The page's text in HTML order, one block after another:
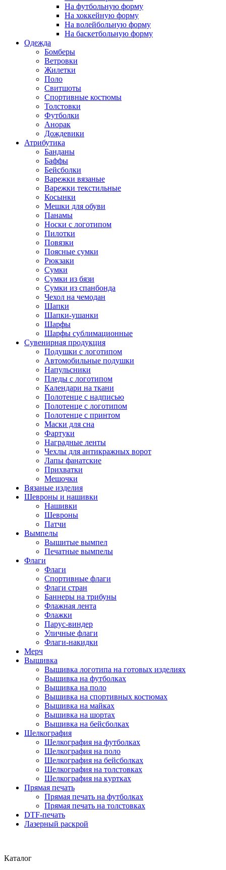
На футбольную форму
На хоккейную форму
На волейбольную форму
На баскетбольную форму
Одежда
Бомберы
Ветровки
Жилетки
Поло
Свитшоты
Спортивные костюмы
Толстовки
Футболки
Анорак
Дождевики
Атрибутика
Банданы
Баффы
Бейсболки
Варежки вязаные
Варежки текстильные
Косынки
Мешки для обуви
Панамы
Носки с логотипом
Пилотки
Повязки
Поясные сумки
Рюкзаки
Сумки
Сумки из бязи
Сумки из спанбонда
Чехол на чемодан
Шапки
Шапки-ушанки
Шарфы
Шарфы сублимационные
Сувенирная продукция
Подушки с логотипом
Автомобильные подушки
Напульсники
Пледы с логотипом
Календари на ткани
Полотенце с надписью
Полотенце с логотипом
Полотенце с принтом
Маски для сна
Фартуки
Наградные ленты
Чехлы для антикражных ворот
Лапы фанатские
Прихватки
Мешочки
Вязаные изделия
Шевроны и нашивки
Нашивки
Шевроны
Патчи
Вымпелы
Вышитые вымпел
Печатные вымпелы
Флаги
Флаги
Спортивные флаги
Флаги стран
Баннеры на трибуны
Флажная лента
Флажки
Парус-виндер
Уличные флаги
Флаги-накидки
Мерч
Вышивка
Вышивка логотипа на готовых изделиях
Вышивка на футболках
Вышивка на поло
Вышивка на спортивных костюмах
Вышивка на майках
Вышивка на шортах
Вышивка на бейсболках
Шелкография
Шелкография на футболках
Шелкография на поло
Шелкография на бейсболках
Шелкография на толстовках
Шелкография на куртках
Прямая печать
Прямая печать на футболках
Прямая печать на толстовках
DTF-печать
Лазерный раскрой
Каталог